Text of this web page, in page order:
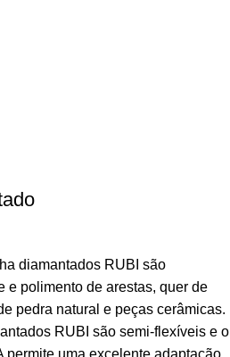
diamantados RUBI são
e polimento de arestas, quer de
pedra natural e peças cerâmicas.
RUBI são semi-flexíveis e o